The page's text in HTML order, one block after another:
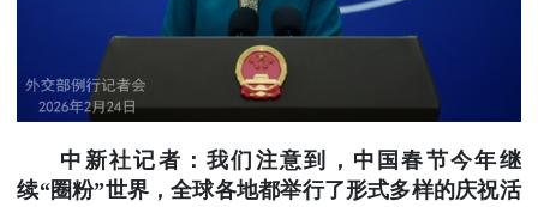
中新社记者：我们注意到，中国春节今年继
续“圈粉”世界，全球各地都举行了形式多样的庆祝活